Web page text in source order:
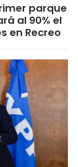
parque
al 90% el
en Recreo